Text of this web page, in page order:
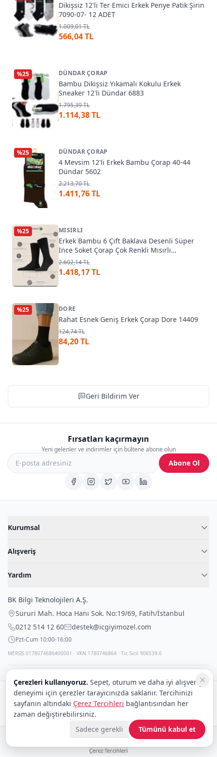
Dikişsiz 12'li Ter Emici Erkek Penye Patik Şirin
7090-07- 12 ADET
1.009,01 TL
566,04 TL
%25 DÜNDAR ÇORAP
Bambu Dikişsiz Yıkamalı Kokulu Erkek
Sneaker 12'li Dündar 6883
1.795,39 TL
1.114,38 TL
%25 DÜNDAR ÇORAP
4 Mevsim 12'li Erkek Bambu Çorap 40-44
Dündar 5602
2.213,70 TL
1.411,76 TL
%25 MISIRLI
Erkek Bambu 6 Çift Baklava Desenli Süper
İnce Soket Çorap Çok Renkli Mısırlı
ESKT000211
2.602,14 TL
1.418,17 TL
%25 DORE
Rahat Esnek Geniş Erkek Çorap Dore 14409
124,74 TL
84,20 TL
Geri Bildirim Ver
Fırsatları kaçırmayın
Yeni gelenler ve indirimler için bültene abone olun
Abone Ol
Kurumsal
Blog
İç Giyim Rehberi
Alışveriş
Fantazi İç Giyim
Çocuk İç Giyim
Outlet Fırsatları
Yardım
İade Politikası
Gizli Paketleme
BK Bilgi Teknolojileri A.Ş.
Sururi Mah. Hoca Hanı Sok. No:19/69, Fatih/İstanbul
0212 514 12 60
destek@icgiyimozel.com
Pzt-Cum 10:00-16:00
MERSİS 0178074686400001 · VKN 1780746864 · Tic.Sicil 906539-0
Güvenli alışveriş:
Kargo:
© 2008–2026 BK Bilgi Teknolojileri ve Ticaret A.Ş.
Çerez Tercihleri
Çerezleri kullanıyoruz. Sepet, oturum ve daha iyi alışveriş
deneyimi için çerezler tarayıcınızda saklanır. Tercihinizi
sayfanın altındaki Çerez Tercihleri bağlantısından her
zaman değiştirebilirsiniz.
Sadece gerekli
Tümünü kabul et